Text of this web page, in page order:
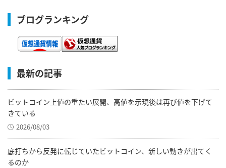
ブログランキング
最新の記事
ビットコイン上値の重たい展開、高値を示現後は再び値を下げて
きている
2026/08/03
底打ちから反発に転じていたビットコイン、新しい動きが出てく
るのか